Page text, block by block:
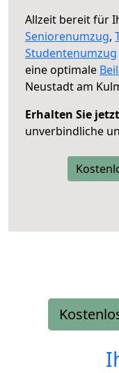
Allzeit bereit für
Seniorenumzug,
Studentenumzug
eine optimale
Neustadt am
Erhalten Sie jetzt
unverbindliche